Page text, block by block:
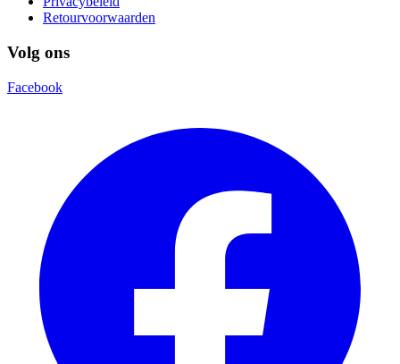
Retourvoorwaarden
Volg ons
Facebook